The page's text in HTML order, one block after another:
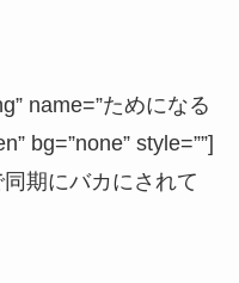
name=”ためになる
bg=”none” style=””]
期にバカにされて